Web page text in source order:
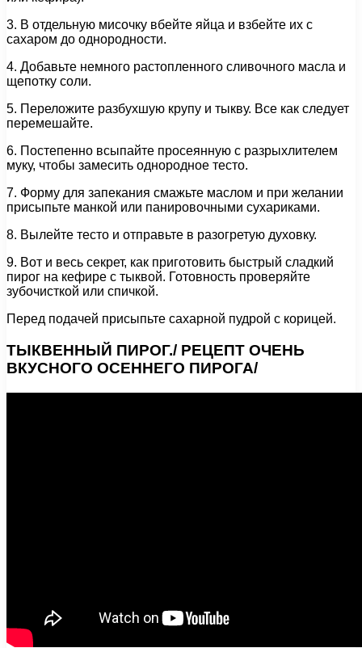
3. В отдельную мисочку вбейте яйца и взбейте их с
сахаром до однородности.
4. Добавьте немного растопленного сливочного масла и
щепотку соли.
5. Переложите разбухшую крупу и тыкву. Все как следует
перемешайте.
6. Постепенно всыпайте просеянную с разрыхлителем
муку, чтобы замесить однородное тесто.
7. Форму для запекания смажьте маслом и при желании
присыпьте манкой или панировочными сухариками.
8. Вылейте тесто и отправьте в разогретую духовку.
9. Вот и весь секрет, как приготовить быстрый сладкий
пирог на кефире с тыквой. Готовность проверяйте
зубочисткой или спичкой.
Перед подачей присыпьте сахарной пудрой с корицей.
ТЫКВЕННЫЙ ПИРОГ./ РЕЦЕПТ ОЧЕНЬ
ВКУСНОГО ОСЕННЕГО ПИРОГА/